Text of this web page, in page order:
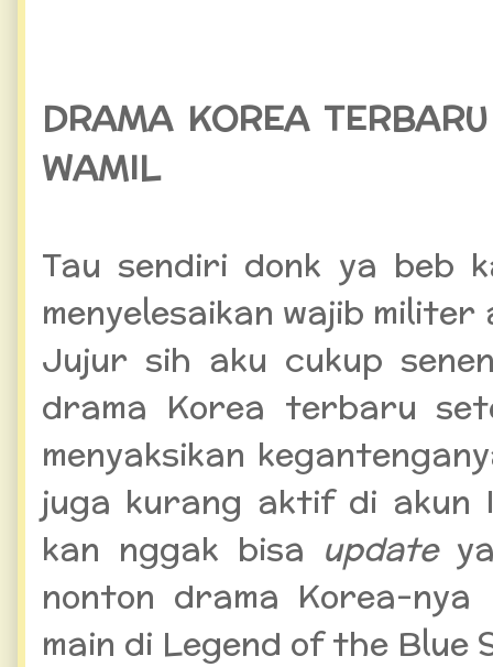
DRAMA KOREA
WAMIL
Tau sendiri donk ya beb
menyelesaikan wajib
Jujur sih aku cukup
drama Korea terbaru
menyaksikan
juga kurang aktif di akun
kan nggak bisa update
nonton drama Korea-
main di Legend of the Blue